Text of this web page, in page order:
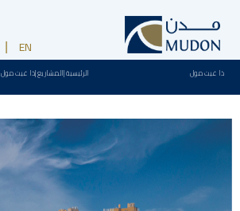
EN
ذا غيت مول الرئيسية|المشاريع|ذا غيت مول